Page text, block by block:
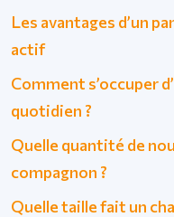
Les avantages d’un
actif
Comment s’occuper
quotidien ?
Quelle quantité de
compagnon ?
Quelle taille fait un